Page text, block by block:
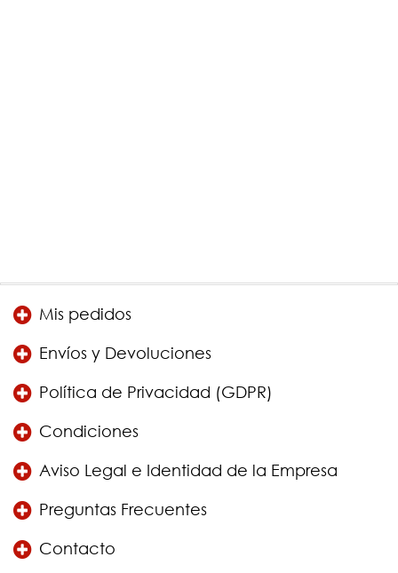
Mis pedidos
Envíos y Devoluciones
Política de Privacidad (GDPR)
Condiciones
Aviso Legal e Identidad de la Empresa
Preguntas Frecuentes
Contacto